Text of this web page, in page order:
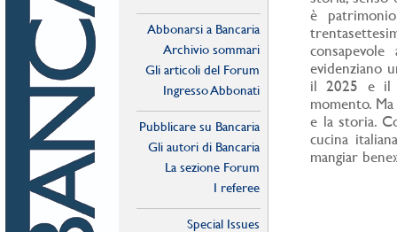
Abbonarsi a Bancaria
Archivio sommari
Gli articoli del Forum
Ingresso Abbonati
Pubblicare su Bancaria
Gli autori di Bancaria
La sezione Forum
I referee
Special Issues
è
evidenziano
il 2025 e il
momento.
e la storia.
cucina
mangiar